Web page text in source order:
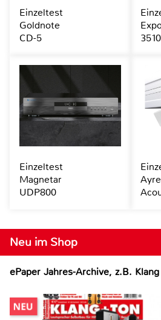
Neu im Shop
ePaper Jahres-Archive, z.B. Klang
Einzeltest
Goldnote
CD-5
Einzeltest
Magnetar
UDP800
Ayre